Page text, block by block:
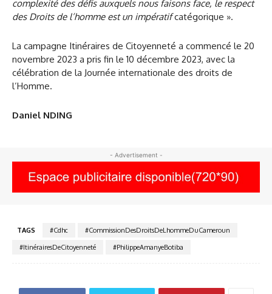
complexité des défis auxquels nous faisons face, le respect
des Droits de l’homme est un impératifcatégorique ».
La campagne Itinéraires de Citoyenneté a commencé le 20
novembre 2023 a pris fin le 10 décembre 2023, avec la
célébration de la Journée internationale des droits de
l’Homme.
Daniel NDING
- Advertisement -
TAGS #Cdhc
#CommissionDesDroitsDeLhommeDuCameroun
#ItinérairesDeCitoyenneté
#PhilippeAmanyeBotiba